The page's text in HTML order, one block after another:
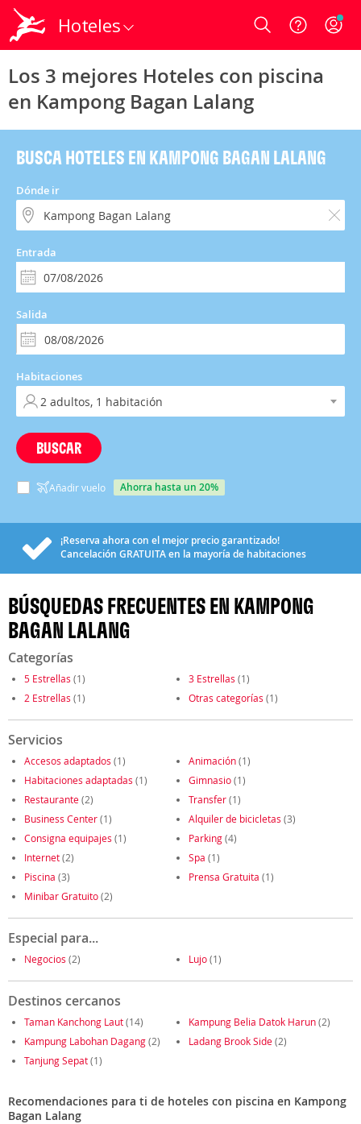
Hoteles Login
Los 3 mejores Hoteles con piscina
en Kampong Bagan Lalang
BUSCA HOTELES EN KAMPONG BAGAN LALANG
Dónde ir
Entrada
Salida
Habitaciones
BUSCAR
Añadir vuelo ahorra hasta un 20%
¡Reserva ahora con el mejor precio garantizado!
Cancelación GRATUITAen la mayoría de habitaciones
BÚSQUEDAS FRECUENTES EN KAMPONG
BAGAN LALANG
Categorías
5 Estrellas (1) 3 Estrellas (1)
2 Estrellas (1) Otras categorías (1)
Servicios
Accesos adaptados (1) Animación(1)
Habitaciones adaptadas (1) Gimnasio(1)
Restaurante(2) Transfer(1)
Business Center(1) Alquiler de bicicletas (3)
Consigna equipajes (1) Parking(4)
Internet(2) Spa (1)
Piscina (3) Prensa Gratuita (1)
Minibar Gratuito(2)
Especial para...
Negocios (2) Lujo(1)
Destinos cercanos
Taman Kanchong Laut(14) Kampung Belia Datok Harun(2)
Kampung Labohan Dagang(2) Ladang Brook Side(2)
Tanjung Sepat(1)
Recomendaciones para ti de hoteles con piscina en Kampong
Bagan Lalang